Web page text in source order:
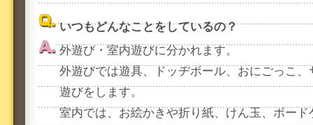
いつもどんなことをしているの？
外遊び・室内遊びに分かれます。
外遊びでは遊具、ドッヂボール、おにごっこ
遊びをします。
室内では、お絵かきや折り紙、けん玉、ボー